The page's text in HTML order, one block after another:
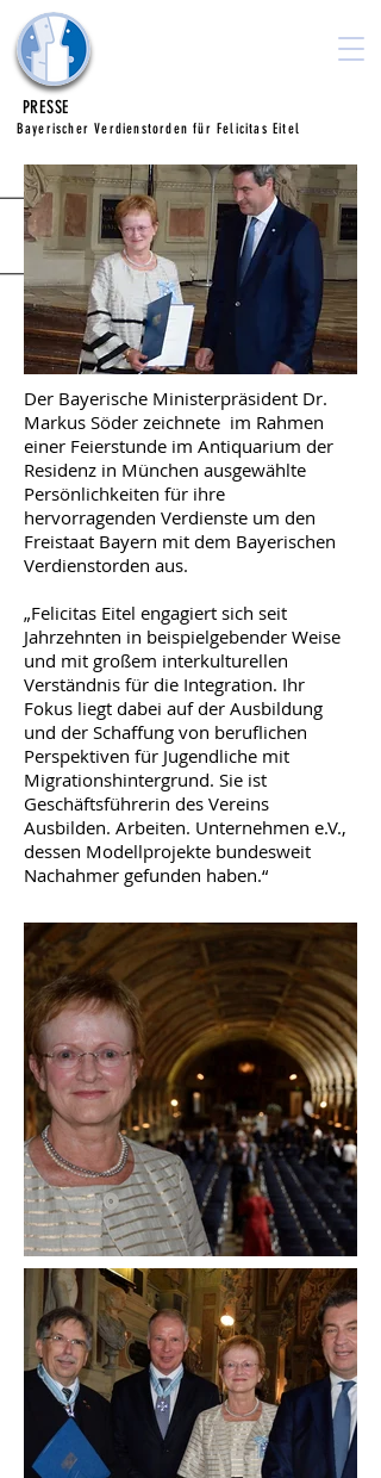
PRESSE
Bayerischer Verdienstorden für Felicitas Eitel
Der Bayerische Ministerpräsident Dr.
Markus Söder zeichnete im Rahmen
einer Feierstunde im Antiquarium der
Residenz in München ausgewählte
Persönlichkeiten für ihre
hervorragenden Verdienste um den
Freistaat Bayern mit dem Bayerischen
Verdienstorden aus.
„Felicitas Eitel engagiert sich seit
Jahrzehnten in beispielgebender Weise
und mit großem interkulturellen
Verständnis für die Integration. Ihr
Fokus liegt dabei auf der Ausbildung
und der Schaffung von beruflichen
Perspektiven für Jugendliche mit
Migrationshintergrund. Sie ist
Geschäftsführerin des Vereins
Ausbilden. Arbeiten. Unternehmen e.V.,
dessen Modellprojekte bundesweit
Nachahmer gefunden haben.“